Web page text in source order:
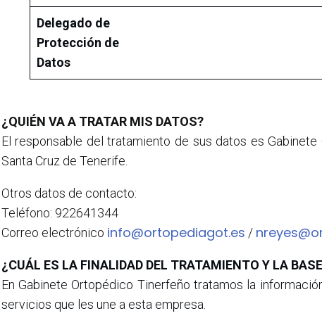
Delegado de
Protección de
Datos
¿QUIÉN VA A TRATAR MIS DATOS?
El responsable del tratamiento de sus datos es
Santa Cruz de Tenerife.
Otros datos de contacto:
Teléfono: 922641344
Correo electrónico info@ortopediagot.es /
¿CUÁL ES LA FINALIDAD DEL TRATAMIENTO Y LA
En Gabinete Ortopédico Tinerfeño tratamos la
servicios que les une a esta empresa.